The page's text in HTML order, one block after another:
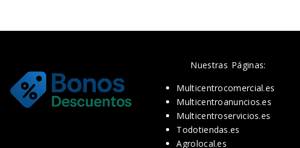
Nuestras Páginas:
Multicentrocomercial.es
Multicentroanuncios.es
Multicentroservicios.es
Todotiendas.es
Agrolocal.es